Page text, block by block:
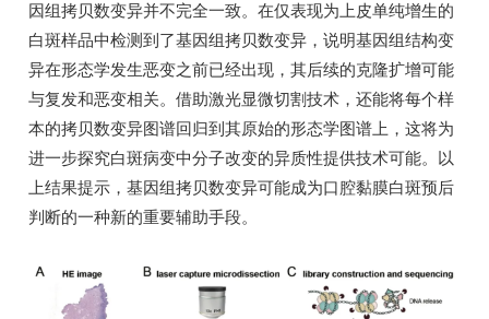
因组拷贝数变异并不完全一致。在仅表现为上皮单纯增生的
白斑样品中检测到了基因组拷贝数变异，说明基因组结构变
异在形态学发生恶变之前已经出现，其后续的克隆扩增可能
与复发和恶变相关。借助激光显微切割技术，还能将每个样
本的拷贝数变异图谱回归到其原始的形态学图谱上，这将为
进一步探究白斑病变中分子改变的异质性提供技术可能。以
上结果提示，基因组拷贝数变异可能成为口腔黏膜白斑预后
判断的一种新的重要辅助手段。